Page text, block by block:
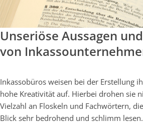
Unseriöse Aussagen
von
Inkassobüros weisen bei der Erstellung
hohe Kreativität auf. Hierbei drohen sie
Vielzahl an Floskeln und Fachwörtern,
Blick sehr bedrohend und schlimm